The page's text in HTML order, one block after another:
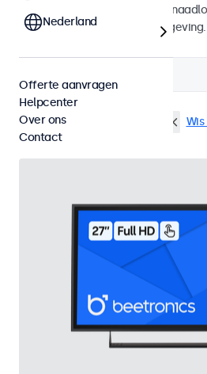
montageopties, waarmee ze
elke applicatie en iedere omgeving.
VGA 27 inch touchscreens
Nederland
Offerte aanvragen
Helpcenter
Over ons
Contact